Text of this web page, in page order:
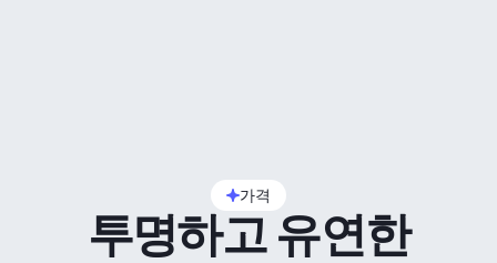
가격
투명하고 유연한